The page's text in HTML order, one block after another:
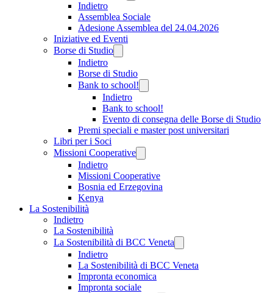
Indietro
Assemblea Sociale
Adesione Assemblea del 24.04.2026
Iniziative ed Eventi
Borse di Studio
Indietro
Borse di Studio
Bank to school!
Indietro
Bank to school!
Evento di consegna delle Borse di Studio
Premi speciali e master post universitari
Libri per i Soci
Missioni Cooperative
Indietro
Missioni Cooperative
Bosnia ed Erzegovina
Kenya
La Sostenibilità
Indietro
La Sostenibilità
La Sostenibilità di BCC Veneta
Indietro
La Sostenibilità di BCC Veneta
Impronta economica
Impronta sociale